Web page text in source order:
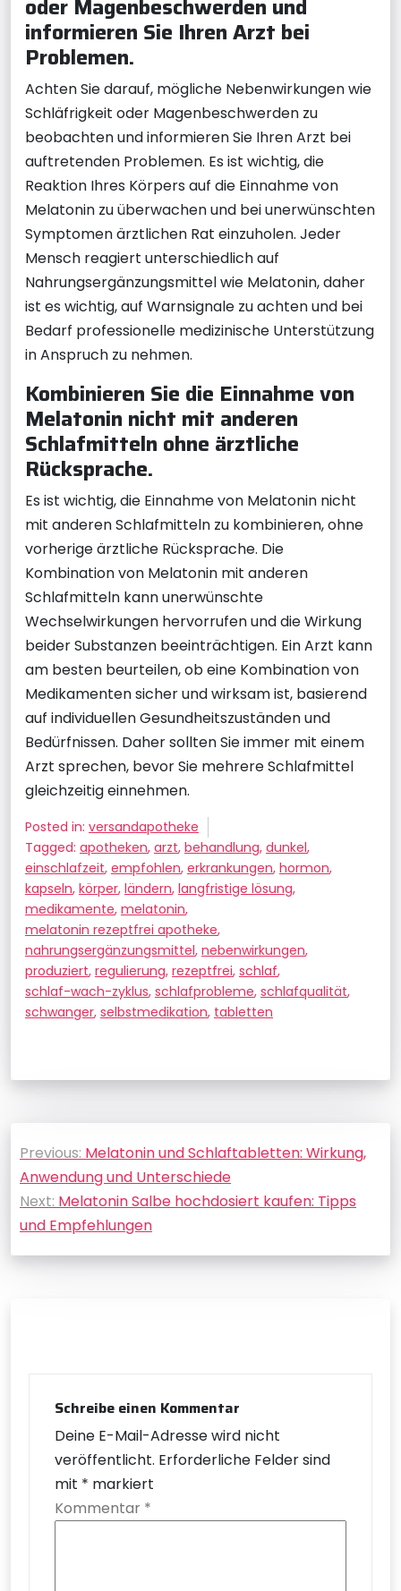
oder Magenbeschwerden und
informieren Sie Ihren Arzt bei
Problemen.
Achten Sie darauf, mögliche Nebenwirkungen wie
Schläfrigkeit oder Magenbeschwerden zu
beobachten und informieren Sie Ihren Arzt bei
auftretenden Problemen. Es ist wichtig, die
Reaktion Ihres Körpers auf die Einnahme von
Melatonin zu überwachen und bei unerwünschten
Symptomen ärztlichen Rat einzuholen. Jeder
Mensch reagiert unterschiedlich auf
Nahrungsergänzungsmittel wie Melatonin, daher
ist es wichtig, auf Warnsignale zu achten und bei
Bedarf professionelle medizinische Unterstützung
in Anspruch zu nehmen.
Kombinieren Sie die Einnahme von
Melatonin nicht mit anderen
Schlafmitteln ohne ärztliche
Rücksprache.
Es ist wichtig, die Einnahme von Melatonin nicht
mit anderen Schlafmitteln zu kombinieren, ohne
vorherige ärztliche Rücksprache. Die
Kombination von Melatonin mit anderen
Schlafmitteln kann unerwünschte
Wechselwirkungen hervorrufen und die Wirkung
beider Substanzen beeinträchtigen. Ein Arzt kann
am besten beurteilen, ob eine Kombination von
Medikamenten sicher und wirksam ist, basierend
auf individuellen Gesundheitszuständen und
Bedürfnissen. Daher sollten Sie immer mit einem
Arzt sprechen, bevor Sie mehrere Schlafmittel
gleichzeitig einnehmen.
Posted in: versandapotheke
Tagged: apotheken, arzt, behandlung, dunkel,
einschlafzeit, empfohlen, erkrankungen, hormon,
kapseln, körper, ländern, langfristige lösung,
medikamente, melatonin,
melatonin rezeptfrei apotheke,
nahrungsergänzungsmittel, nebenwirkungen,
produziert, regulierung, rezeptfrei, schlaf,
schlaf-wach-zyklus, schlafprobleme, schlafqualität,
schwanger, selbstmedikation, tabletten
Beitragsnavigation
Previous: Melatonin und Schlaftabletten: Wirkung,
Anwendung und Unterschiede
Next: Melatonin Salbe hochdosiert kaufen: Tipps
und Empfehlungen
Schreibe einen Kommentar
Deine E-Mail-Adresse wird nicht
veröffentlicht. Erforderliche Felder sind
mit * markiert
Kommentar *